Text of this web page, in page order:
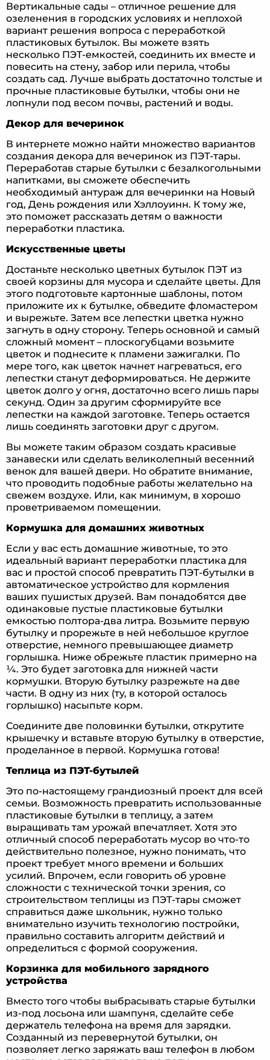
Вертикальные сады – отличное решение для
озеленения в городских условиях и неплохой
вариант решения вопроса с переработкой
пластиковых бутылок. Вы можете взять
несколько ПЭТ-емкостей, соединить их вместе и
повесить на стену, забор или перила, чтобы
создать сад. Лучше выбрать достаточно толстые и
прочные пластиковые бутылки, чтобы они не
лопнули под весом почвы, растений и воды.
Декор для вечеринок
В интернете можно найти множество вариантов
создания декора для вечеринок из ПЭТ-тары.
Переработав старые бутылки с безалкогольными
напитками, вы сможете обеспечить
необходимый антураж для вечеринки на Новый
год, День рождения или Хэллоуинн. К тому же,
это поможет рассказать детям о важности
переработки пластика.
Искусственные цветы
Достаньте несколько цветных бутылок ПЭТ из
своей корзины для мусора и сделайте цветы. Для
этого подготовьте картонные шаблоны, потом
приложите их к бутылке, обведите фломастером
и вырежьте. Затем все лепестки цветка нужно
загнуть в одну сторону. Теперь основной и самый
сложный момент – плоскогубцами возьмите
цветок и поднесите к пламени зажигалки. По
мере того, как цветок начнет нагреваться, его
лепестки станут деформироваться. Не держите
цветок долго у огня, достаточно всего лишь пары
секунд. Один за другим сформируйте все
лепестки на каждой заготовке. Теперь остается
лишь соединять заготовки друг с другом.
Вы можете таким образом создать красивые
занавески или сделать великолепный весенний
венок для вашей двери. Но обратите внимание,
что проводить подобные работы желательно на
свежем воздухе. Или, как минимум, в хорошо
проветриваемом помещении.
Кормушка для домашних животных
Если у вас есть домашние животные, то это
идеальный вариант переработки пластика для
вас и простой способ превратить ПЭТ-бутылки в
автоматическое устройство для кормления
ваших пушистых друзей. Вам понадобятся две
одинаковые пустые пластиковые бутылки
емкостью полтора-два литра. Возьмите первую
бутылку и прорежьте в ней небольшое круглое
отверстие, немного превышающее диаметр
горлышка. Ниже обрежьте пластик примерно на
¼. Это будет заготовка для нижней части
кормушки. Вторую бутылку разрежьте на две
части. В одну из них (ту, в которой осталось
горлышко) насыпьте корм.
Соедините две половинки бутылки, открутите
крышечку и вставьте вторую бутылку в отверстие,
проделанное в первой. Кормушка готова!
Теплица из ПЭТ-бутылей
Это по-настоящему грандиозный проект для всей
семьи. Возможность превратить использованные
пластиковые бутылки в теплицу, а затем
выращивать там урожай впечатляет. Хотя это
отличный способ переработать мусор во что-то
действительно полезное, нужно понимать, что
проект требует много времени и больших
усилий. Впрочем, если говорить об уровне
сложности с технической точки зрения, со
строительством теплицы из ПЭТ-тары сможет
справиться даже школьник, нужно только
внимательно изучить технологию постройки,
правильно составить алгоритм действий и
определиться с формой сооружения.
Корзинка для мобильного зарядного
устройства
Вместо того чтобы выбрасывать старые бутылки
из-под лосьона или шампуня, сделайте себе
держатель телефона на время для зарядки.
Созданный из перевернутой бутылки, он
позволяет легко заряжать ваш телефон в любом